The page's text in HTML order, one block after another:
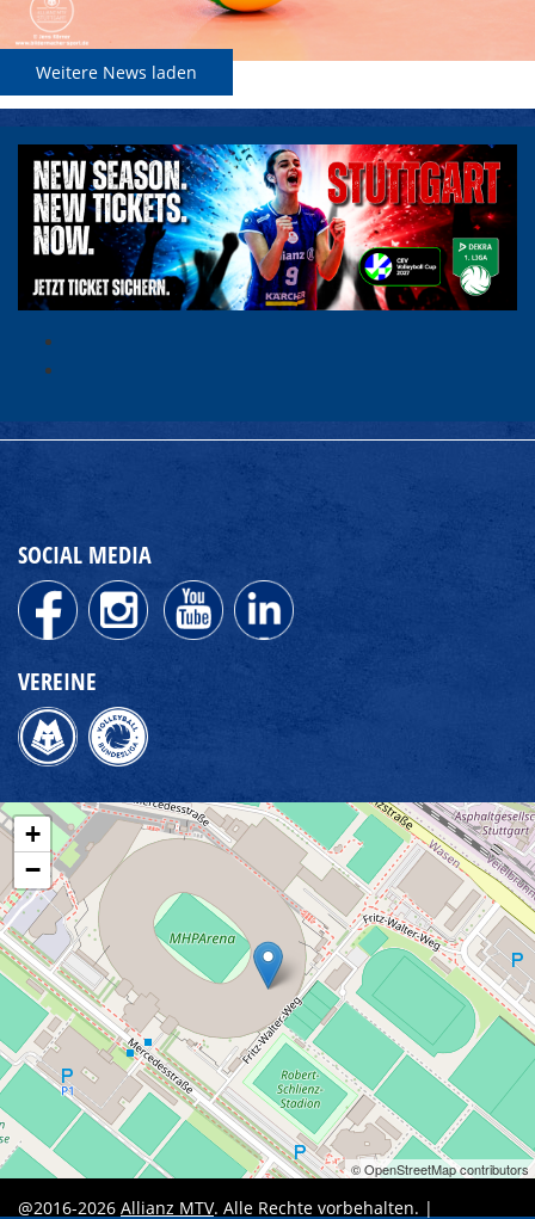
Weitere News laden
SOCIAL MEDIA
VEREINE
+
−
© OpenStreetMap contributors
@2016-2026 Allianz MTV. Alle Rechte vorbehalten. |